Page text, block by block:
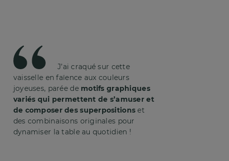
J’ai craqué sur cette
vaisselle en faïence aux couleurs
joyeuses, parée de motifs graphiques
variés qui permettent de s’amuser et
de composer des superpositions et
des combinaisons originales pour
dynamiser la table au quotidien !